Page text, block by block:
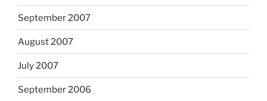
September 2007
August 2007
July 2007
September 2006